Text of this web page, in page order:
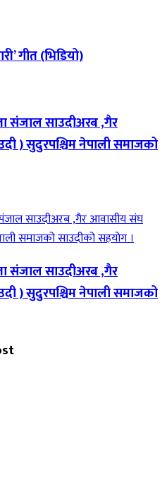
गीत (भिडियो)
संजाल साउदीअरब ,गैर
) सुदुरपश्चिम नेपाली समाजको
संजाल साउदीअरब ,गैर
) सुदुरपश्चिम नेपाली समाजको